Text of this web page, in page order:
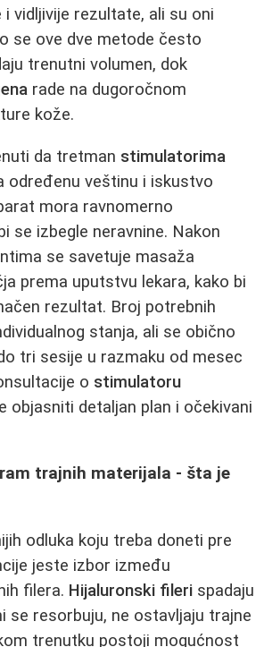
vidljivije rezultate, ali su oni
se ove dve metode često
trenutni volumen, dok
rade na dugoročnom
kože.
da tretman stimulatorima
određenu veštinu i iskustvo
mora ravnomerno
se izbegle neravnine. Nakon
se savetuje masaža
prema uputstvu lekara, kako bi
rezultat. Broj potrebnih
stanja, ali se obično
tri sesije u razmaku od mesec
o stimulatoru
objasniti detaljan plan i očekivani
trajnih materijala - šta je
odluka koju treba doneti pre
jeste izbor između
filera. Hijaluronski fileri spadaju
se resorbuju, ne ostavljaju trajne
trenutku postoji mogućnost